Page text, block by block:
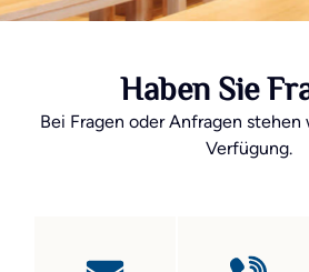
Haben Sie
Bei Fragen oder Anfragen
Verfügung.